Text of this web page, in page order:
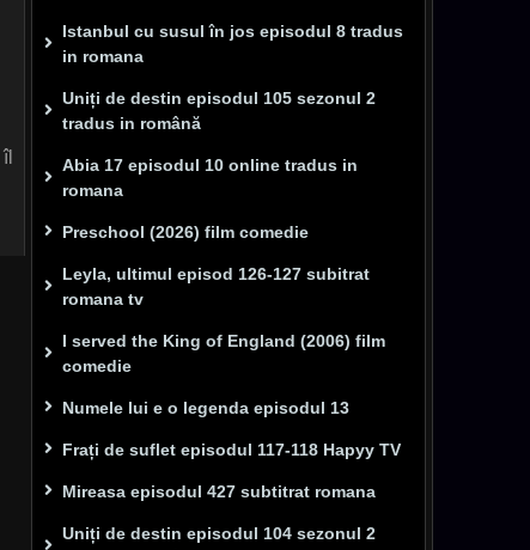
Istanbul cu susul în jos episodul 8 tradus
in romana
Uniți de destin episodul 105 sezonul 2
tradus in română
Abia 17 episodul 10 online tradus in
romana
Preschool (2026) film comedie
Leyla, ultimul episod 126-127 subitrat
romana tv
I served the King of England (2006) film
comedie
Numele lui e o legenda episodul 13
Frați de suflet episodul 117-118 Hapyy TV
Mireasa episodul 427 subtitrat romana
Uniți de destin episodul 104 sezonul 2